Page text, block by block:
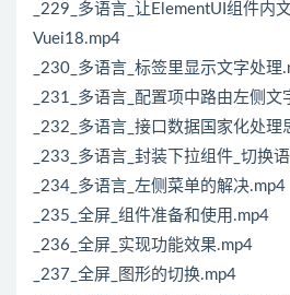
_229_多语言_让ElementUI组件内
Vuei18.mp4
_230_多语言_标签里显示文字处理
_231_多语言_配置项中路由左侧
_232_多语言_接口数据国家化处理
_233_多语言_封装下拉组件_切换
_234_多语言_左侧菜单的解决.mp4
_235_全屏_组件准备和使用.mp4
_236_全屏_实现功能效果.mp4
_237_全屏_图形的切换.mp4